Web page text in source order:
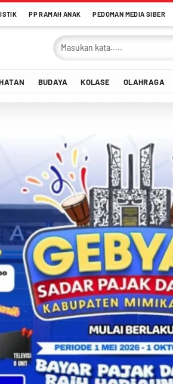
PP RAMAH ANAK PEDOMAN MEDIA SIBER
BUDAYA KOLASE OLAHRAGA